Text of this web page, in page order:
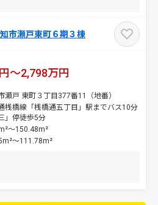
市瀬戸東町６期３棟
～2,798万円
瀬戸 東町３丁目377番11（地番）
桟橋線「桟橋通五丁目」駅までバス10分
」停徒歩5分
～150.48m²
～111.78m²